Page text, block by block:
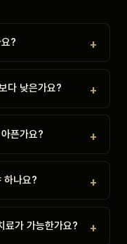
?
다 낮은가요?
픈가요?
하나요?
료가 가능한가요?